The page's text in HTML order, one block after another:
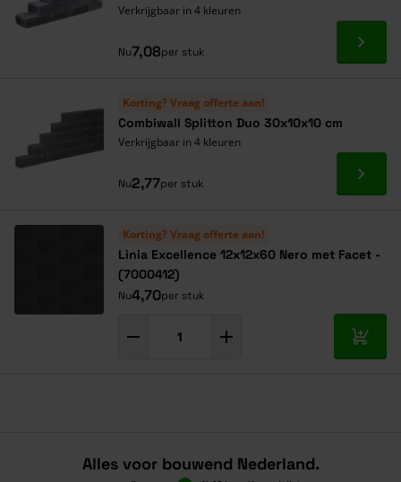
Verkrijgbaar in 4 kleuren
Nu7,08per stuk Ga
Korting? Vraag offerte aan!
Combiwall Splitton Duo 30x10x10 cm
Verkrijgbaar in 4 kleuren
Nu2,77per stuk Ga
Korting? Vraag offerte aan!
Linia Excellence 12x12x60 Nero met Facet -
(7000412)
Nu4,70per stuk
In
Alles voor bouwend Nederland.